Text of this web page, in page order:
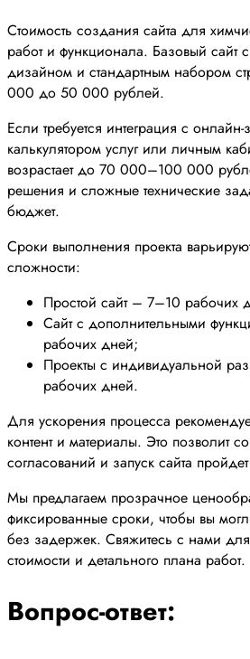
Стоимость создания сайта для
работ и функционала. Базовый сайт
дизайном и стандартным набором
000 до 50 000 рублей.
Если требуется интеграция с
калькулятором услуг или личным
возрастает до 70 000–100 000
решения и сложные технические
бюджет.
Сроки выполнения проекта
сложности:
Простой сайт – 7–10 рабочих
Сайт с дополнительными
рабочих дней;
Проекты с индивидуальной
рабочих дней.
Для ускорения процесса
контент и материалы. Это позволит
согласований и запуск сайта
Мы предлагаем прозрачное
фиксированные сроки, чтобы вы
без задержек. Свяжитесь с нами для
стоимости и детального плана работ.
Вопрос-ответ: